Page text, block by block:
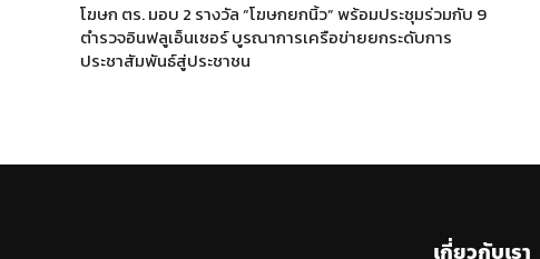
โฆษก ตร. มอบ 2 รางวัล “โฆษกยกนิ้ว” พร้อมประชุมร่วมกับ 9
ตำรวจอินฟลูเอ็นเซอร์ บูรณาการเครือข่ายยกระดับการ
ประชาสัมพันธ์สู่ประชาชน
เกี่ยวกับเรา